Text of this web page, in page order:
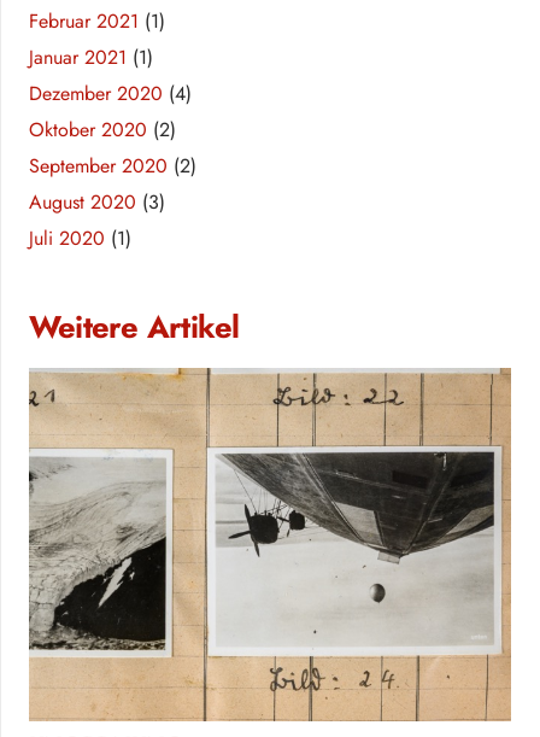
Februar 2021 (1)
Januar 2021 (1)
Dezember 2020 (4)
Oktober 2020 (2)
September 2020 (2)
August 2020 (3)
Juli 2020 (1)
Weitere Artikel